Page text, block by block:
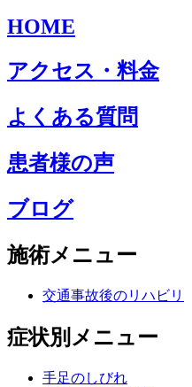
HOME
アクセス・料金
よくある質問
患者様の声
ブログ
施術メニュー
交通事故後のリハビリ
症状別メニュー
手足のしびれ